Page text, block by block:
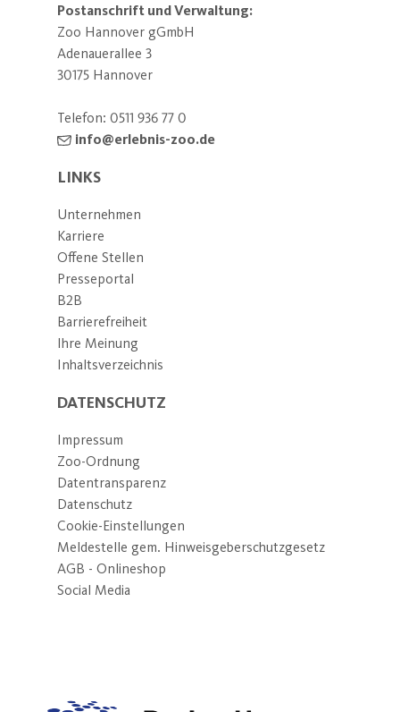
Postanschrift und Verwaltung:
Zoo Hannover gGmbH
Adenauerallee 3
30175 Hannover
Telefon: 0511 936 77 0
info@erlebnis-zoo.de
LINKS
Unternehmen
Karriere
Offene Stellen
Presseportal
B2B
Barrierefreiheit
Ihre Meinung
Inhaltsverzeichnis
DATENSCHUTZ
Impressum
Zoo-Ordnung
Datentransparenz
Datenschutz
Cookie-Einstellungen
Meldestelle gem. Hinweisgeberschutzgesetz
AGB - Onlineshop
Social Media